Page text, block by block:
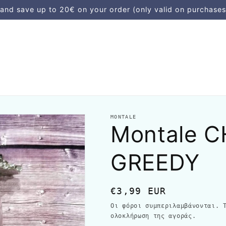
and save up to 20€ on your order (only valid on
MONTALE
Montale
GREEDY
Κανονική
τιμή
€3,99 EUR
Οι φόροι συμπεριλαμβάνονται.
ολοκλήρωση της αγοράς.